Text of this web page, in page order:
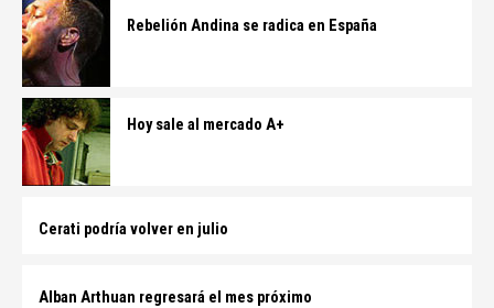
Rebelión Andina se radica en España
Hoy sale al mercado A+
Cerati podría volver en julio
Alban Arthuan regresará el mes próximo